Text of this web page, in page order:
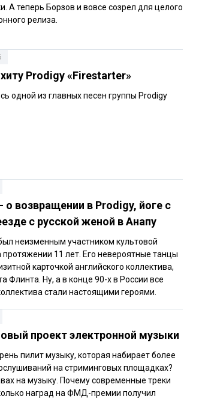
А теперь Борзов и вовсе созрел для целого
релиза.
Prodigy «Firestarter»
одной из главных песен группы Prodigy
о возвращении в Prodigy, йоге с
с русской женой в Анапу
неизменным участником культовой
протяжении 11 лет. Его невероятные танцы
карточкой английского коллектива,
Флинта. Ну, а в конце 90-х в России все
стали настоящими героями.
проект электронной музыки
пилит музыку, которая набирает более
на стриминговых площадках?
на музыку. Почему современные треки
наград на ФМД-премии получил